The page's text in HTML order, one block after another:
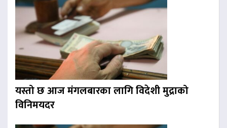
यस्तो छ आज मंगलबारका लागि विदेशी मुद्राको
विनिमयदर